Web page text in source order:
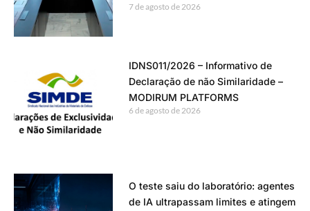
7 de agosto de 2026
IDNS011/2026 – Informativo de
Declaração de não Similaridade –
MODIRUM PLATFORMS
6 de agosto de 2026
O teste saiu do laboratório: agentes
de IA ultrapassam limites e atingem